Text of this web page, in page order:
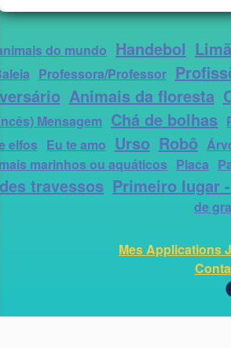
do mundo Handebol
Professora/Professor
Animais da floresta
Mensagem Chá de bolhas
elfos Eu te amo Urso Robô
marinhos ou aquáticos Placa
travessos Primeiro lugar
de
Mes Applications